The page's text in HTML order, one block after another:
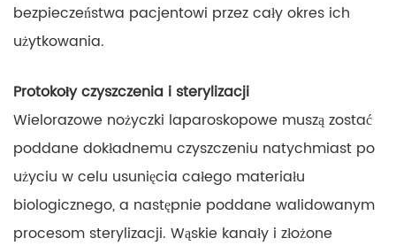
bezpieczeństwa pacjentowi przez cały okres ich
użytkowania.
Protokoły czyszczenia i sterylizacji
Wielorazowe nożyczki laparoskopowe muszą zostać
poddane dokładnemu czyszczeniu natychmiast po
użyciu w celu usunięcia całego materiału
biologicznego, a następnie poddane walidowanym
procesom sterylizacji. Wąskie kanały i złożone